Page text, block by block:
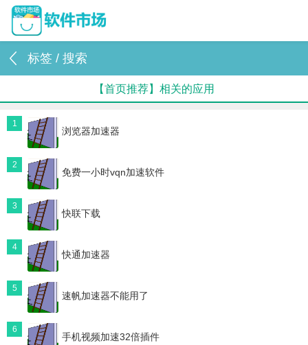
标签 / 搜索
【首页推荐】相关的应用
1
浏览器加速器
2
免费一小时vqn加速软件
3
快联下载
4
快通加速器
5
速帆加速器不能用了
6
手机视频加速32倍插件